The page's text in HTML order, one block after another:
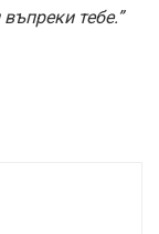
тебе.”